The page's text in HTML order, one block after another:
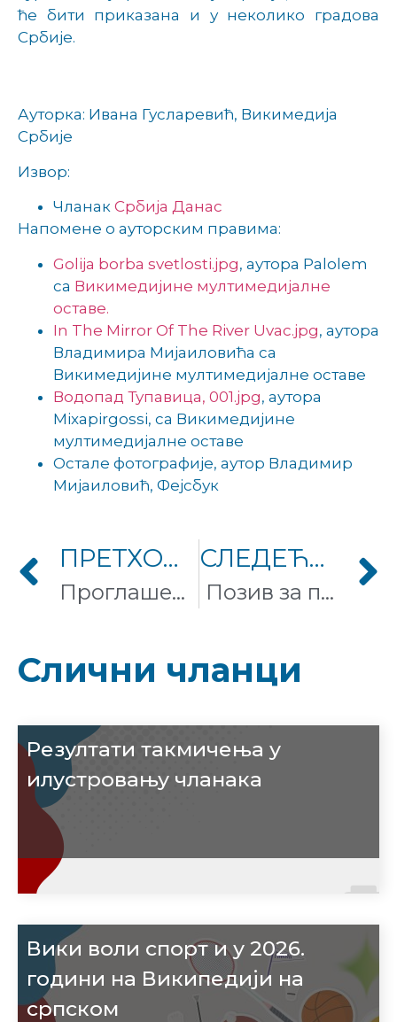
ће бити приказана и у неколико градова
Србије.
Ауторка: Ивана Гусларевић, Викимедија
Србије
Извор:
Чланак Србија Данас
Напомене о ауторским правима:
Golija borba svetlosti.jpg, аутора Palolem
са Викимедијине мултимедијалне
оставе.
In The Mirror Of The River Uvac.jpg, аутора
Владимира Мијаиловића са
Викимедијине мултимедијалне оставе
Водопад Тупавица, 001.jpg, аутора
Mixapirgossi, са Викимедијине
мултимедијалне оставе
Остале фотографије, аутор Владимир
Мијаиловић, Фејсбук
ПРЕТХОДНИ ЧЛАНАК
Проглашење победника и отварање изложбе „Вики воли Земљу“
СЛЕДЕЋИ ЧЛАНАК
Позив за подношење предлога пројеката за 2016. годину
Слични чланци
Резултати такмичења у
илустровању чланака
Вики воли спорт и у 2026.
години на Википедији на
српском